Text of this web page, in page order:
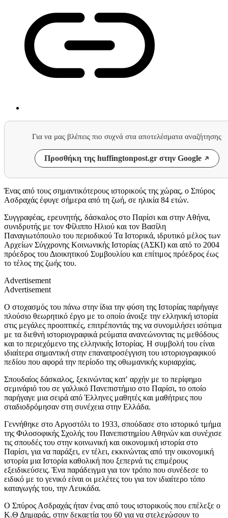
Για να μας βλέπεις πιο συχνά στα αποτελέσματα αναζήτησης
Προσθήκη της huffingtonpost.gr στην Google
Ένας από τους σημαντικότερους ιστορικούς της χώρας, ο Σπύρος
Ασδραχάς έφυγε σήμερα από τη ζωή, σε ηλικία 84 ετών.
Συγγραφέας, ερευνητής, δάσκαλος στο Παρίσι και στην Αθήνα,
συνιδρυτής με τον Φίλιππο Ηλιού και τον Βασίλη
Παναγιωτόπουλο του περιοδικού Τα Ιστορικά, ιδρυτικό μέλος των
Αρχείων Σύγχρονης Κοινωνικής Ιστορίας (ΑΣΚΙ) και από το 2004
πρόεδρος του Διοικητικού Συμβουλίου και επίτιμος πρόεδρος έως
το τέλος της ζωής του.
Advertisement
Advertisement
Ο στοχασμός του πάνω στην ίδια την φύση της Ιστορίας παρήγαγε
πλούσιο θεωρητικό έργο με το οποίο άνοιξε την ελληνική ιστορία
στις μεγάλες προοπτικές, επιτρέποντάς της να συνομιλήσει ισότιμα
με τα διεθνή ιστοριογραφικά ρεύματα ανανεώνοντας τις μεθόδους
και το περιεχόμενο της ελληνικής Ιστορίας. Η συμβολή του είναι
ιδιαίτερα σημαντική στην επαναπροσέγγιση του ιστοριογραφικού
πεδίου που αφορά την περίοδο της οθωμανικής κυριαρχίας.
Σπουδαίος δάσκαλος, ξεκινώντας κατ′ αρχήν με το περίφημο
σεμινάριό του σε γαλλικό Πανεπιστήμιο στο Παρίσι, το οποίο
παρήγαγε μια σειρά από Έλληνες μαθητές και μαθήτριες που
σταδιοδρόμησαν στη συνέχεια στην Ελλάδα.
Γεννήθηκε στο Αργοστόλι το 1933, σπούδασε στο ιστορικό τμήμα
της Φιλοσοφικής Σχολής του Πανεπιστημίου Αθηνών και συνέχισε
τις σπουδές του στην κοινωνική και οικονομική ιστορία στο
Παρίσι, για να παράξει, εν τέλει, εκκινώντας από την οικονομική
ιστορία μια Ιστορία καθολική που ξεπερνά τις επιμέρους
εξειδικεύσεις. Ένα παράδειγμα για τον τρόπο που συνέδεσε το
ειδικό με το γενικό είναι οι μελέτες του για τον ιδιαίτερο τόπο
καταγωγής του, την Λευκάδα.
Ο Σπύρος Ασδραχάς ήταν ένας από τους ιστορικούς που επέλεξε ο
Κ.Θ Δημαράς, στην δεκαετία του 60 για να στελεχώσουν το